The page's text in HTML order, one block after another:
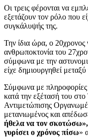
Οι τρεις φέρονται να
εξετάζουν τον ρόλο που
συγκάλυψής της.
Την ίδια ώρα, ο 20χρονος
ανθρωποκτονία του
σύμφωνα με την
είχε δημιουργηθεί
Σύμφωνα με πληροφορίες
κατά την εξέτασή του
Αντιμετώπισης
μετανιωμένος και
ήθελα να τον σκοτώσω»,
γυρίσει ο χρόνος πίσω»